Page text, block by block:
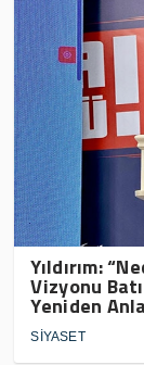
Yıldırım:
Vizyonu
Yeniden
SİYASET